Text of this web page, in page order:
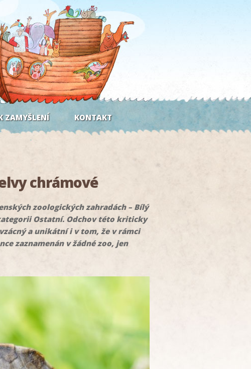
ZAMYŠLENÍ KONTAKT
chrámové
zoologických zahradách – Bílý
Ostatní. Odchov této kriticky
a unikátní i v tom, že v rámci
zaznamenán v žádné zoo, jen